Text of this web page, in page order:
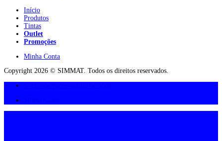
Início
Produtos
Tintas
Outlet
Promoções
Minha Conta
Copyright 2026 © SIMMAT. Todos os direitos reservados.